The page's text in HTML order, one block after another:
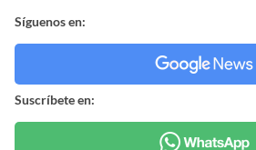
Síguenos en:
Suscríbete en: